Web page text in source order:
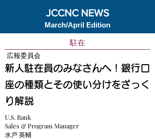
JCCNC NEWS
March/April Edition
駐在
広報委員会
新人駐在員のみなさんへ！銀行口
座の種類とその使い分けをざっく
り解説
U.S. Bank
Sales & Program Manager
水戸 英輔